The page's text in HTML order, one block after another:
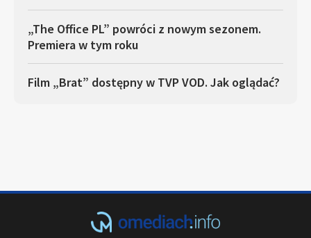
„The Office PL” powróci z nowym sezonem.
Premiera w tym roku
Film „Brat” dostępny w TVP VOD. Jak oglądać?